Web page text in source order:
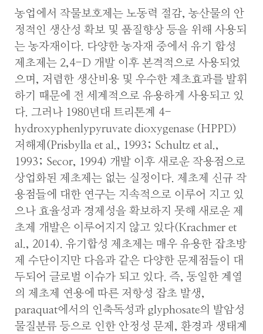
농업에서 작물보호제는 노동력 절감, 농산물의 안
정적인 생산성 확보 및 품질향상 등을 위해 사용되
는 농자재이다. 다양한 농자재 중에서 유기 합성
제초제는 2,4-D 개발 이후 본격적으로 사용되었
으며, 저렴한 생산비용 및 우수한 제초효과를 발휘
하기 때문에 전 세계적으로 유용하게 사용되고 있
다. 그러나 1980년대 트리톤계 4-
hydroxyphenlypyruvate dioxygenase (HPPD)
저해제(Prisbylla et al., 1993; Schultz et al.,
1993; Secor, 1994) 개발 이후 새로운 작용점으로
상업화된 제초제는 없는 실정이다. 제초제 신규 작
용점들에 대한 연구는 지속적으로 이루어 지고 있
으나 효율성과 경제성을 확보하지 못해 새로운 제
초제 개발은 이루어지지 않고 있다(Krachmer et
al., 2014). 유기합성 제초제는 매우 유용한 잡초방
제 수단이지만 다음과 같은 다양한 문제점들이 대
두되어 글로벌 이슈가 되고 있다. 즉, 동일한 계열
의 제초제 연용에 따른 저항성 잡초 발생,
paraquat에서의 인축독성과 glyphosate의 발암성
물질분류 등으로 인한 안정성 문제, 환경과 생태계